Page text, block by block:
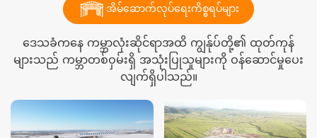
အိမ်ဆောက်လုပ်ရေးကိစ္စရပ်များ
ဒေသခံကနေ ကမ္ဘာလုံးဆိုင်ရာအထိ ကျွန်ုပ်တို့၏ ထုတ်ကုန်
များသည် ကမ္ဘာတစ်ဝှမ်းရှိ အသုံးပြုသူများကို ဝန်ဆောင်မှုပေး
လျက်ရှိပါသည်။